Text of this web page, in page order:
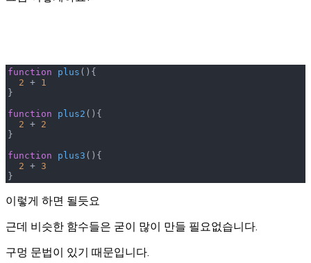
function plus ( ) {
2 + 1
}
function
plus2 ( ) {
2 + 2
}
function
plus3 ( ) {
2 + 3
}
이렇게 하면 될듯요
근데 비슷한 함수들은 굳이 많이 만들 필요없습니다.
구멍 문법이 있기 때문입니다.